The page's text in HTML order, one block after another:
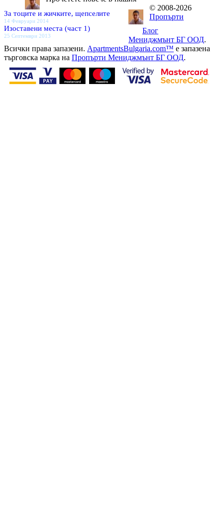
За тоците и жичките, щепселите
14 Февруари 2014
Изоставени места (част 1)
25 Септември 2013
Блог
© 2008-2026
Пропърти
Мениджмънт БГ ООД.
Всички права запазени. ApartmentsBulgaria.com™ е запазена
търговска марка на Пропърти Мениджмънт БГ ООД.